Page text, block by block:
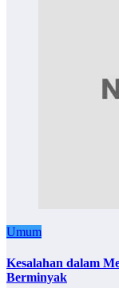
Umum
Kesalahan dalam
Berminyak